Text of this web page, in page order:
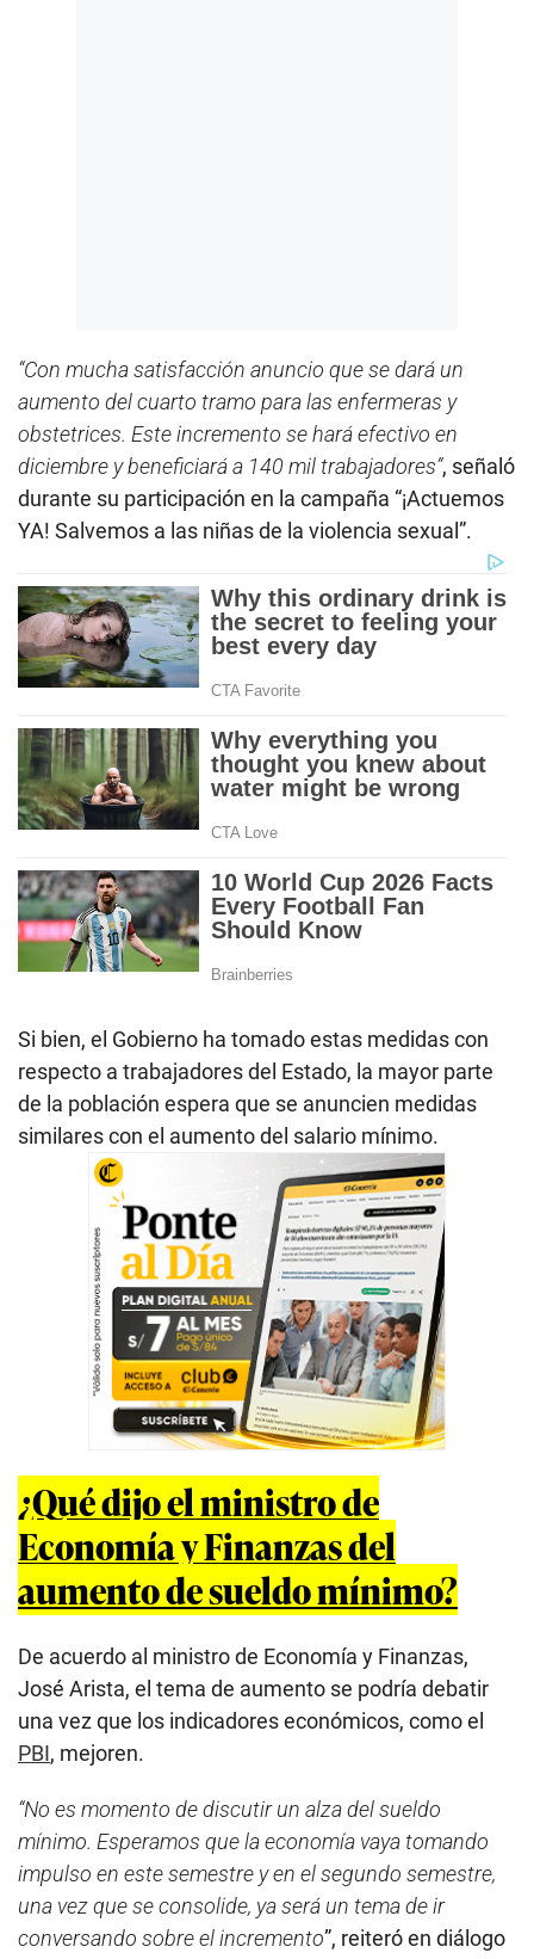
“Con mucha satisfacción anuncio que se dará un
aumento del cuarto tramo para las enfermeras y
obstetrices. Este incremento se hará efectivo en
diciembre y beneficiará a 140 mil trabajadores”, señaló
durante su participación en la campaña “¡Actuemos
YA! Salvemos a las niñas de la violencia sexual”.
Si bien, el Gobierno ha tomado estas medidas con
respecto a trabajadores del Estado, la mayor parte
de la población espera que se anuncien medidas
similares con el aumento del salario mínimo.
¿Qué dijo el ministro de
Economía y Finanzas del
aumento de sueldo mínimo?
De acuerdo al ministro de Economía y Finanzas,
José Arista, el tema de aumento se podría debatir
una vez que los indicadores económicos, como el
PBI, mejoren.
“No es momento de discutir un alza del sueldo
mínimo. Esperamos que la economía vaya tomando
impulso en este semestre y en el segundo semestre,
una vez que se consolide, ya será un tema de ir
conversando sobre el incremento”, reiteró en diálogo